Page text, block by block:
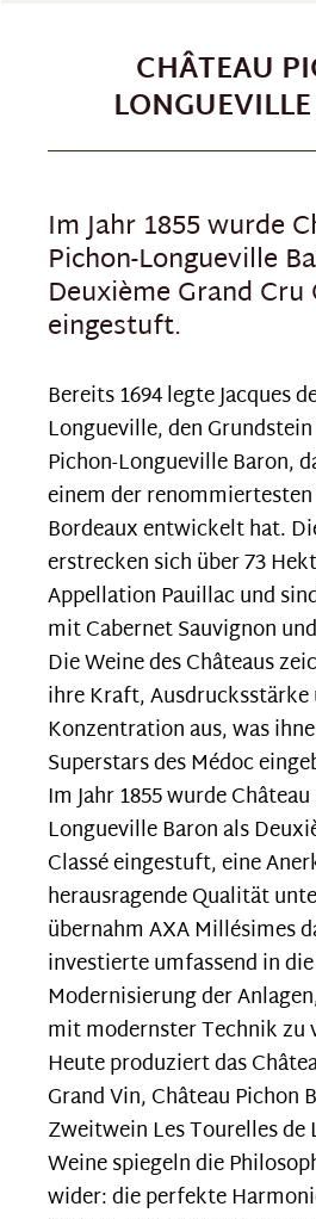
CHÂTEAU
Im Jahr 1855 wurde
Pichon-Longueville
Deuxième Grand Cru
eingestuft.
Bereits 1694 legte Jacques
Longueville, den
Pichon-Longueville Baron,
einem der
Bordeaux entwickelt hat.
erstrecken sich über 73
Appellation Pauillac und
mit Cabernet Sauvignon
Die Weine des Châteaus
ihre Kraft,
Konzentration aus, was
Superstars des Médoc
Im Jahr 1855 wurde
Longueville Baron als
Classé eingestuft, eine
herausragende Qualität
übernahm AXA Millésimes
investierte umfassend in
Modernisierung der
mit modernster Technik zu
Heute produziert das
Grand Vin, Château Pichon
Zweitwein Les Tourelles de
Weine spiegeln die
wider: die perfekte